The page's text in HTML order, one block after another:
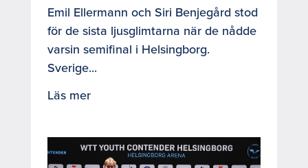
Emil Ellermann och Siri Benjegård stod
för de sista ljusglimtarna när de nådde
varsin semifinal i Helsingborg.
Sverige...
Läs mer